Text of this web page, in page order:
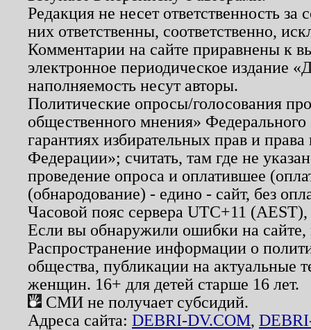
Редакция не несет ответственность
них ответственны, соответственно,
Комментарии на сайте приравнены к
электронное периодическое издание
наполняемость несут авторы.
Политические опросы/голосования
общественного мнения»
гарантиях избирательных прав и
Федерации»; считать, там где не
проведение опроса и оплатившее
(обнародование) - едино - сайт, без
Часовой пояс сервера UTC+11
Если вы обнаружили ошибки на
Распространение информации о
общества, публикации на актуальные
женщин. 16+ для детей старше 16 лет.
СМИ не получает субсидий.
Адреса сайта: DEBRI-DV.COM,